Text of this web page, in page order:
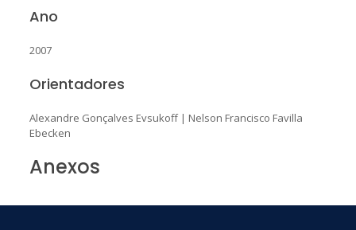
Ano
2007
Orientadores
Alexandre Gonçalves Evsukoff| Nelson Francisco Favilla
Ebecken
Anexos